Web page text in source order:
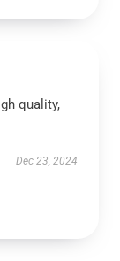
quality,
Dec 23, 2024